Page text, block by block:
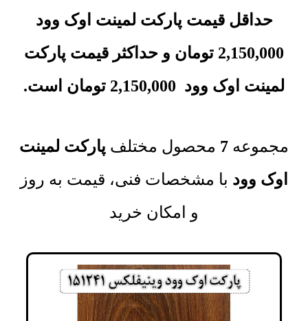
حداقل قیمت پارکت لمینت اوک وود
2,150,000 تومان و حداکثر قیمت پارکت
لمینت اوک وود 2,150,000 تومان است.
مجموعه‌ 7 محصول مختلف پارکت لمینت
اوک وود با مشخصات فنی، قیمت به روز
و امکان خرید